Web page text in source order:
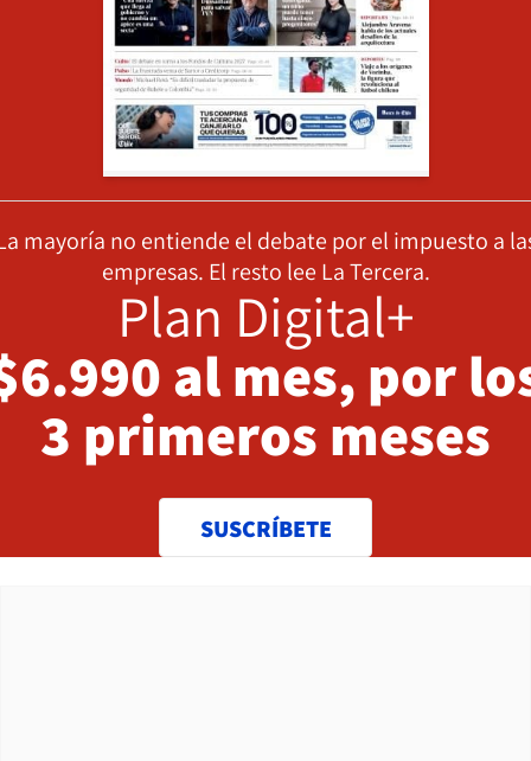
mayoría no entiende el debate por el impuesto a
empresas. El resto lee La Tercera.
Plan Digital+
al mes, por
3 primeros meses
SUSCRÍBETE